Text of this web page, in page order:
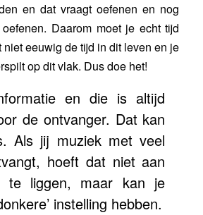
en dat vraagt oefenen en nog
Daarom moet je echt tijd
niet eeuwig de tijd in dit leven en je
op dit vlak. Dus doe het!
en die is altijd
de ontvanger. Dat kan
Als jij muziek met veel
hoeft dat niet aan
te liggen, maar kan je
instelling hebben.